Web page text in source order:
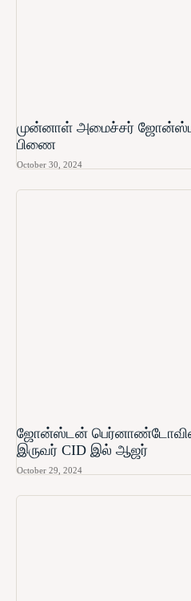
முன்னாள் அமைச்சர்
பிணை
October 30, 2024
ஜோன்ஸ்டன் பெர்னாண்டோவின்
இருவர் CID இல் ஆஜர்
October 29, 2024